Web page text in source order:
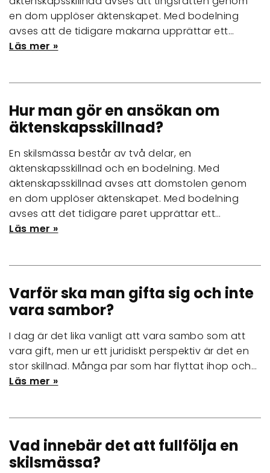
en dom upplöser äktenskapet. Med bodelning
avses att de tidigare makarna upprättar ett…
Läs mer »
Hur man gör en ansökan om
äktenskapsskillnad?
En skilsmässa består av två delar, en
äktenskapsskillnad och en bodelning. Med
äktenskapsskillnad avses att domstolen genom
en dom upplöser äktenskapet. Med bodelning
avses att det tidigare paret upprättar ett…
Läs mer »
Varför ska man gifta sig och inte
vara sambor?
I dag är det lika vanligt att vara sambo som att
vara gift, men ur ett juridiskt perspektiv är det en
stor skillnad. Många par som har flyttat ihop och…
Läs mer »
Vad innebär det att fullfölja en
skilsmässa?